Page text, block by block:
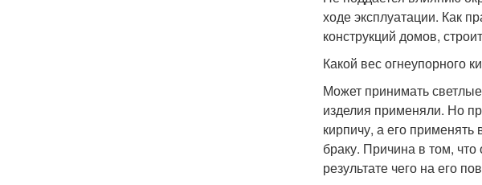
ходе эксплуатации. Как
конструкций домов,
Какой вес огнеупорного
Может принимать
изделия применяли. Но
кирпичу, а его применять
браку. Причина в том, что
результате чего на его